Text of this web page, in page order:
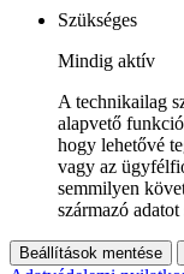
Szükséges
Mindig aktív
A technikailag
alapvető
hogy lehetővé
vagy az
semmilyen
származó
Beállítások mentése